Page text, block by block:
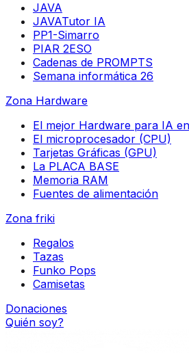
JAVA
JAVATutor IA
PP1-Simarro
PIAR 2ESO
Cadenas de PROMPTS
Semana informática 26
Zona Hardware
El mejor Hardware para IA
El microprocesador (CPU)
Tarjetas Gráficas (GPU)
La PLACA BASE
Memoria RAM
Fuentes de alimentación
Zona friki
Regalos
Tazas
Funko Pops
Camisetas
Donaciones
Quién soy?